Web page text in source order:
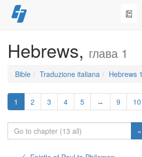
Skip
to
Hebrews, глава 1
Bible Traduzione italiana Hebrews 1
1 2 3 4 5 ↔ 9 10
»